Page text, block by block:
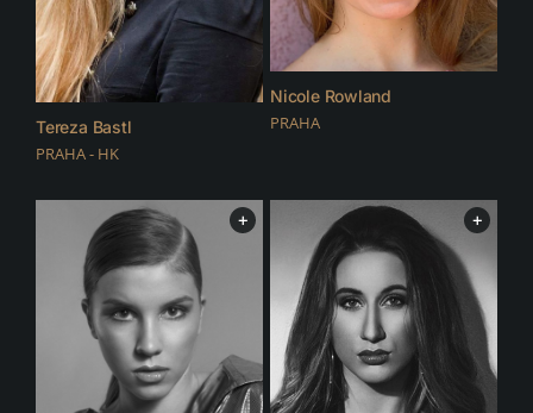
Tereza Bastl
PRAHA - HK
Nicole Rowland
PRAHA
+ +